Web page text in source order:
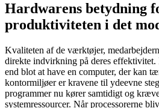
Hardwarens betydning
produktiviteten i det
Kvaliteten af de værktøjer,
direkte indvirkning på deres effektivitet.
end blot at have en computer, der kan
kontormiljøer er kravene til ydeevne
programmer nu kører samtidigt og
systemressourcer. Når processorerne